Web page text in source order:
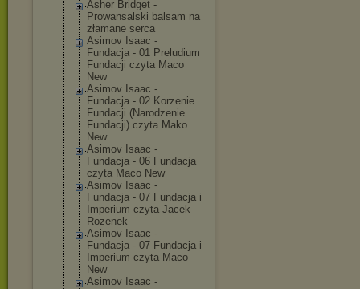
Asher Bridget -
Prowansalski balsam na
złamane serca
Asimov Isaac -
Fundacja - 01 Preludium
Fundacji czyta Maco
New
Asimov Isaac -
Fundacja - 02 Korzenie
Fundacji (Narodzenie
Fundacji) czyta Mako
New
Asimov Isaac -
Fundacja - 06 Fundacja
czyta Maco New
Asimov Isaac -
Fundacja - 07 Fundacja i
Imperium czyta Jacek
Rozenek
Asimov Isaac -
Fundacja - 07 Fundacja i
Imperium czyta Maco
New
Asimov Isaac -